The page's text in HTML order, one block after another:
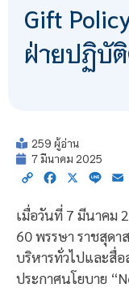
Gift
ฝ่ายปฏิบั
259 ผู้อ่าน
7 มีนาคม 2025
Copy Facebook
X Line
เมื่อวันที่ 7 มีนาคม
60 พรรษา ราชสุด
บริหารทั่วไปและสื่อ
ประกาศนโยบาย